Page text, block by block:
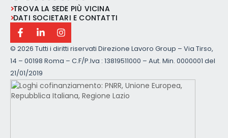
TROVA LA SEDE PIÙ VICINA
DATI SOCIETARI E CONTATTI
© 2026 Tutti i diritti riservati Direzione Lavoro Group – Via Tirso,
14 – 00198 Roma – C.F/P.Iva : 13819511000 – Aut. Min. 0000001 del
21/01/2019